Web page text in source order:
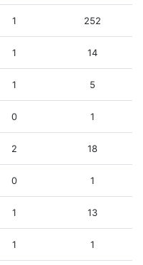
1 252
1 14
1 5
0 1
2 18
0 1
1 13
1 1